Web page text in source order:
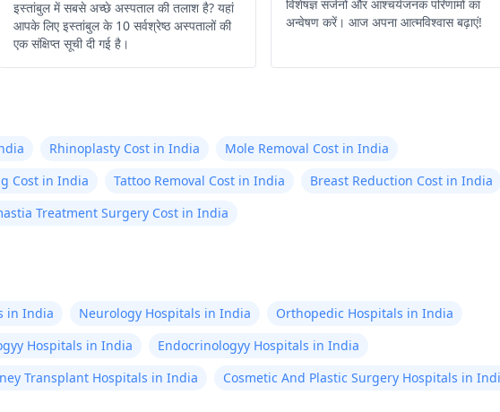
इस्तांबुल में सबसे अच्छे अस्पताल की तलाश है? यहां
आपके लिए इस्तांबुल के 10 सर्वश्रेष्ठ अस्पतालों की
एक संक्षिप्त सूची दी गई है।
विशेषज्ञ सर्जनों और आश्चर्यजनक परिणामों का
अन्वेषण करें। आज अपना आत्मविश्वास बढ़ाएं!
Rhinoplasty Cost in India
Mole Removal Cost in India
Cost in India Tattoo Removal Cost in India
Breast Reduction Cost in India
Treatment Surgery Cost in India
in India Neurology Hospitals in India
Orthopedic Hospitals in India
Hospitals in India
Endocrinologyy Hospitals in India
Transplant Hospitals in India Cosmetic And Plastic Surgery Hospitals in